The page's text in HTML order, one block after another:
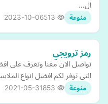
ال…
منوعة 2023-10-06
رمز ترويجي
تواصل الان معنا وتعرف على
التى توفر لكم افضل انواع
منوعة 2021-05-31